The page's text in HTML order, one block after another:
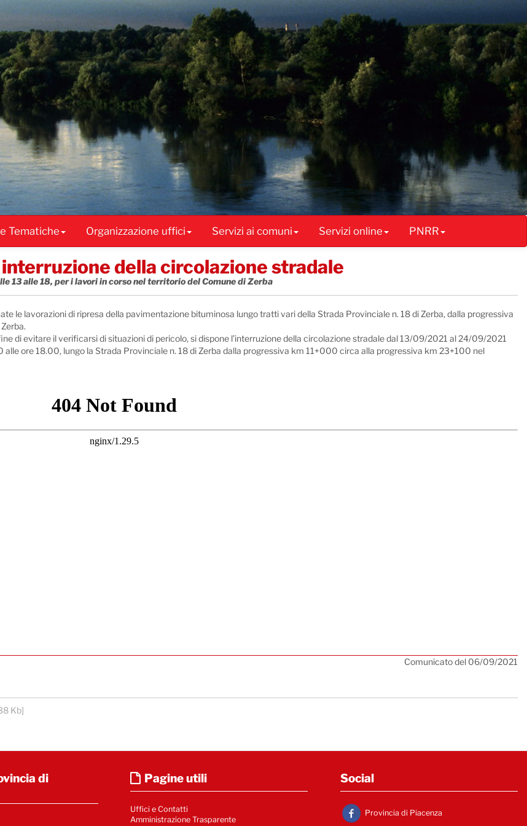
Tematiche Organizzazione uffici Servizi ai comuni Servizi online PNRR
della circolazione stradale
13 alle 18, per i lavori in corso nel territorio del Comune di Zerba
le lavorazioni di ripresa della pavimentazione bituminosa lungo tratti vari della Strada Provinciale n. 18 di Zerba, dalla progressiva
di evitare il verificarsi di situazioni di pericolo, si dispone l’interruzione della circolazione stradale dal 13/09/2021 al 24/09/2021
ore 18.00, lungo la Strada Provinciale n. 18 di Zerba dalla progressiva km 11+000 circa alla progressiva km 23+100 nel
Comunicato del 06/09/2021
Kb]
di
Pagine utili
Uffici e Contatti
Amministrazione Trasparente
Social
Provincia di Piacenza